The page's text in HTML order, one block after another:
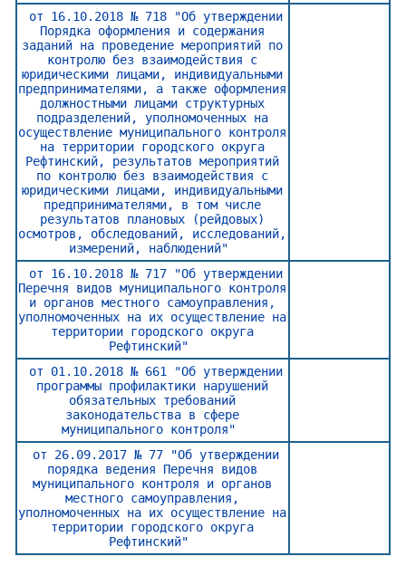
от 16.10.2018 № 718 "Об утверждении
Порядка оформления и содержания
заданий на проведение мероприятий по
контролю без взаимодействия с
юридическими лицами, индивидуальными
предпринимателями, а также оформления
должностными лицами структурных
подразделений, уполномоченных на
осуществление муниципального контроля
на территории городского округа
Рефтинский, результатов мероприятий
по контролю без взаимодействия с
юридическими лицами, индивидуальными
предпринимателями, в том числе
результатов плановых (рейдовых)
осмотров, обследований, исследований,
измерений, наблюдений"
от 16.10.2018 № 717 "Об утверждении
Перечня видов муниципального контроля
и органов местного самоуправления,
уполномоченных на их осуществление на
территории городского округа
Рефтинский"
от 01.10.2018 № 661 "Об утверждении
программы профилактики нарушений
обязательных требований
законодательства в сфере
муниципального контроля"
от 26.09.2017 № 77 "Об утверждении
порядка ведения Перечня видов
муниципального контроля и органов
местного самоуправления,
уполномоченных на их осуществление на
территории городского округа
Рефтинский"